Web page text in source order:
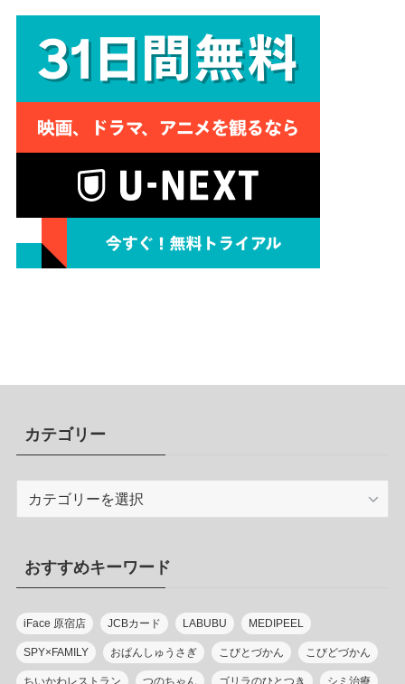
カテゴリー
リ
ー
おすすめキーワード
iFace 原宿店 JCBカード LABUBU MEDIPEEL
SPY×FAMILY おぱんしゅうさぎ こびとづかん こびどづかん
ちいかわレストラン つのちゃん ゴリラのひとつき シミ治療